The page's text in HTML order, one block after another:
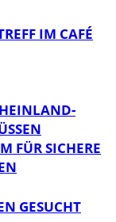
IM CAFÉ
FÜR SICHERE
GESUCHT